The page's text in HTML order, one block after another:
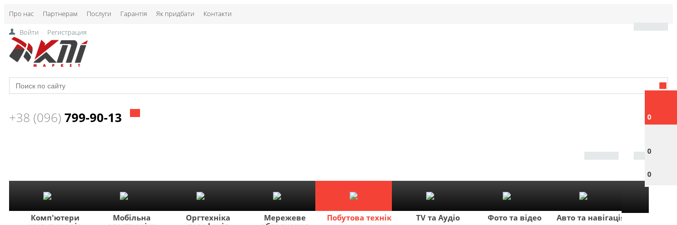
Про нас Партнерам Послуги Гарантія Як придбати Контакти
0
0
0
Войти Регистрация
+38 (096) 799-90-13
Комп'ютери
Мобільна
Оргтехніка
Мережеве
Побутова техніка TV та Аудіо Фото та відео Авто та навігація